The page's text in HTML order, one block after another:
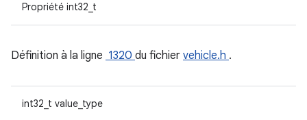
Propriété int32_t
Définition à la ligne 1320 du fichier vehicle.h .
int32_t value_type